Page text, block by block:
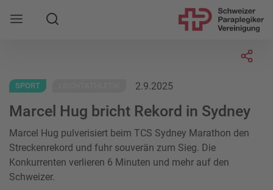
Mobile Navigation öffnen
Suche
SPORT 2.9.2025
Marcel Hug bricht Rekord in Sydney
Marcel Hug pulverisiert beim TCS Sydney Marathon den
Streckenrekord und fuhr souverän zum Sieg. Die
Konkurrenten verlieren 6 Minuten und mehr auf den
Schweizer.